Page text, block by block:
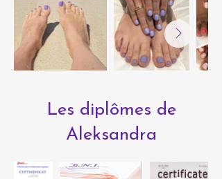
Les diplômes de
Aleksandra